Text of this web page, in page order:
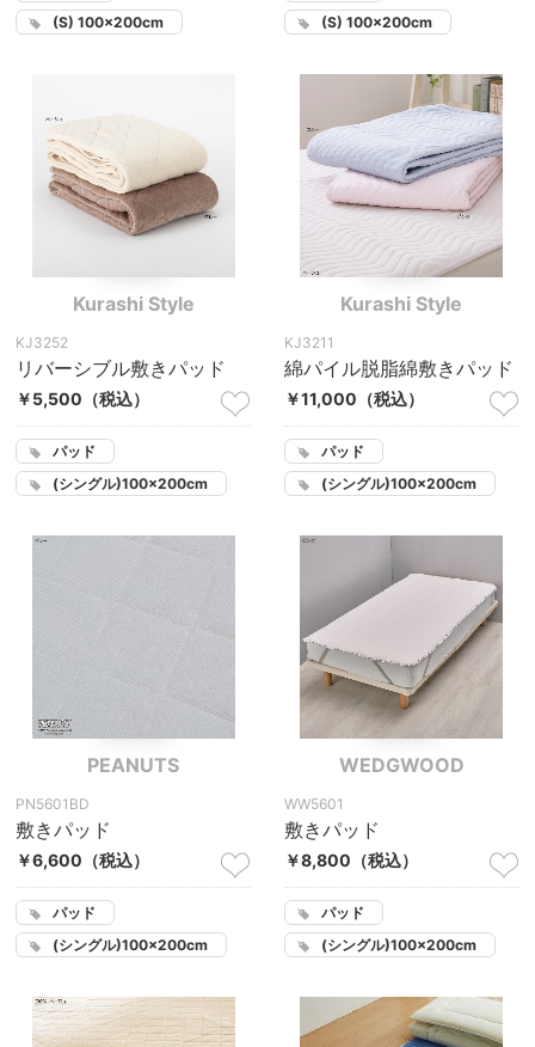
(S) 100×200cm
(S) 100×200cm
Kurashi Style
KJ3252
リバーシブル敷きパッド
￥5,500 （税込）
パッド
(シングル)100×200cm
Kurashi Style
KJ3211
綿パイル脱脂綿敷きパッド
￥11,000 （税込）
パッド
(シングル)100×200cm
PEANUTS
PN5601BD
敷きパッド
￥6,600 （税込）
パッド
(シングル)100×200cm
WEDGWOOD
WW5601
敷きパッド
￥8,800 （税込）
パッド
(シングル)100×200cm